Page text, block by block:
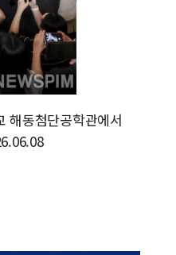
해동첨단공학관에서